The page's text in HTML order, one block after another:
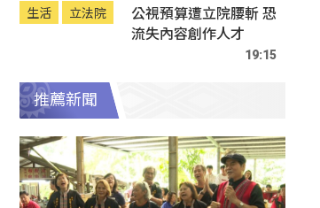
生活 立法院
公視預算遭立院腰斬 恐
流失內容創作人才
19:15
推薦新聞